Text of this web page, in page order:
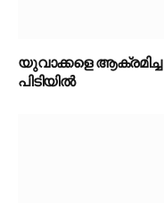
യുവാക്കളെ
പിടിയിൽ